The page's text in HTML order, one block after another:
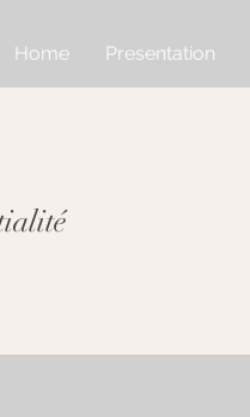
Home Presentation